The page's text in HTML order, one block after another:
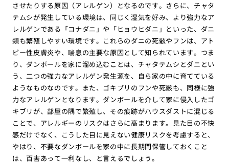
させたりする原因（アレルゲン）となるのです。さらに、チャタ
テムシが発生している環境は、同じく湿気を好み、より強力なア
レルゲンである「コナダニ」や「ヒョウヒダニ」といった、ダニ
類も繁殖しやすい環境です。これらのダニの死骸やフンは、アト
ピー性皮膚炎や、喘息の主要な原因として知られています。つま
り、ダンボールを家に溜め込むことは、チャタテムシとダニとい
う、二つの強力なアレルゲン発生源を、自ら家の中に育てている
ようなものなのです。また、ゴキブリのフンや死骸も、同様に強
力なアレルゲンとなります。ダンボールを介して家に侵入したゴ
キブリが、部屋の隅で繁殖し、その痕跡がハウスダストに混じる
ことで、アレルギーのリスクはさらに高まります。見た目の不快
感だけでなく、こうした目に見えない健康リスクを考慮すると、
やはり、不要なダンボールを家の中に長期間保管しておくこと
は、百害あって一利なし、と言えるでしょう。